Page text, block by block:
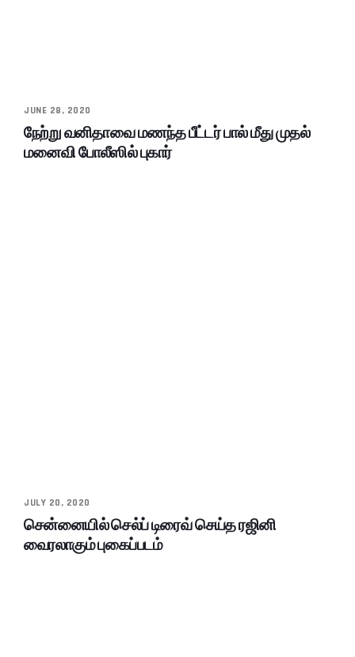
JUNE 28, 2020
நேற்று வனிதாவை மணந்த பீட்டர் பால் மீது முதல்
மனைவி போலீஸில் புகார்
JULY 20, 2020
சென்னையில் செல்ப் டிரைவ் செய்த ரஜினி
வைரலாகும் புகைப்படம்